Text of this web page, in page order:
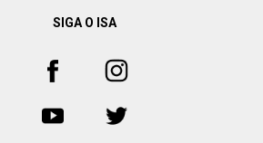
SIGA O ISA